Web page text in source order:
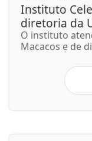
Instituto
diretoria da
O instituto
Macacos e de